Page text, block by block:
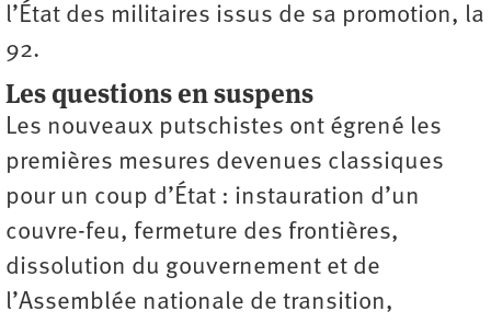
l’État des militaires issus de sa promotion, la
92.
Les questions en suspens
Les nouveaux putschistes ont égrené les
premières mesures devenues classiques
pour un coup d’État : instauration d’un
couvre-feu, fermeture des frontières,
dissolution du gouvernement et de
l’Assemblée nationale de transition,